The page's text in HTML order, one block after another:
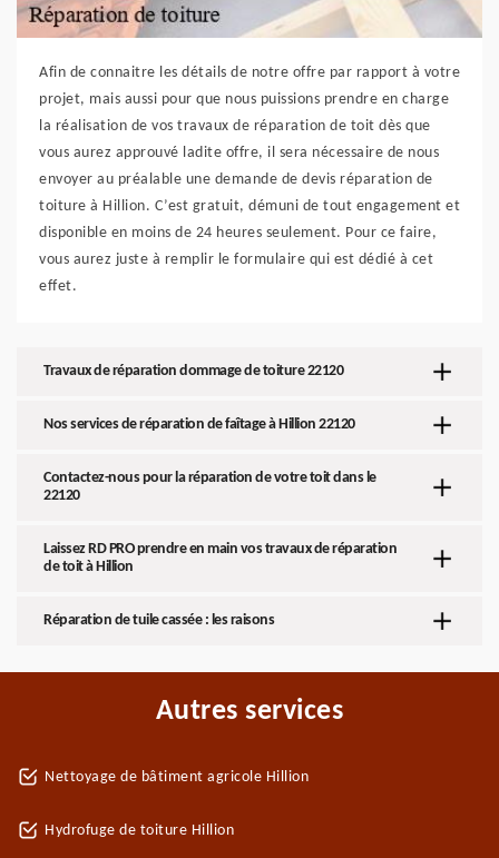
Afin de connaitre les détails de notre offre par rapport à votre
projet, mais aussi pour que nous puissions prendre en charge
la réalisation de vos travaux de réparation de toit dès que
vous aurez approuvé ladite offre, il sera nécessaire de nous
envoyer au préalable une demande de devis réparation de
toiture à Hillion. C’est gratuit, démuni de tout engagement et
disponible en moins de 24 heures seulement. Pour ce faire,
vous aurez juste à remplir le formulaire qui est dédié à cet
effet.
Travaux de réparation dommage de toiture 22120
Nos services de réparation de faîtage à Hillion 22120
Contactez-nous pour la réparation de votre toit dans le
22120
Laissez RD PRO prendre en main vos travaux de réparation
de toit à Hillion
Réparation de tuile cassée : les raisons
Autres services
Nettoyage de bâtiment agricole Hillion
Hydrofuge de toiture Hillion